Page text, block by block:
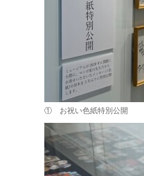
① お祝い色紙特別公開